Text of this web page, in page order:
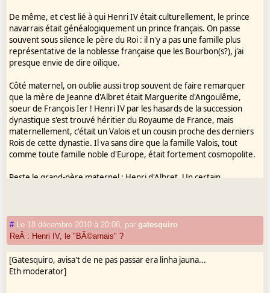
De même, et c'est lié à qui Henri IV était culturellement, le prince
navarrais était généalogiquement un prince français. On passe
souvent sous silence le père du Roi : il n'y a pas une famille plus
représentative de la noblesse française que les Bourbon(s?), j'ai
presque envie de dire oïlique.
Côté maternel, on oublie aussi trop souvent de faire remarquer
que la mère de Jeanne d'Albret était Marguerite d'Angoulême,
soeur de François Ier ! Henri IV par les hasards de la succession
dynastique s'est trouvé héritier du Royaume de France, mais
maternellement, c'était un Valois et un cousin proche des derniers
Rois de cette dynastie. Il va sans dire que la famille Valois, tout
comme toute famille noble d'Europe, était fortement cosmopolite.
Reste le grand-père maternel : Henri d'Albret. Un certain
Bourbon, aux Châtillon, ... Du côté de la mère de Henri d'Albret, il
s'agit de la famille de Foix qui était alliée à Louis XII. Pour le reste,
elle descendait de nombreux souverains espagnols. Pour trouver
un ancêtre gascon à Henri IV, il doit falloir remonter à Amanieu
d'Albret au XIème siècle ... Et pour ce qui est d'un ancêtre
proprement béarnais, Henri IV n'en avait pas !
# Le 18 décembre 2010 à 20:08 pargatesquiro
ReÂ : Henri IV, le "BÃ©arnais" ?
[Gatesquiro, avisa't de ne pas passar era linha jauna...
Eth moderator]